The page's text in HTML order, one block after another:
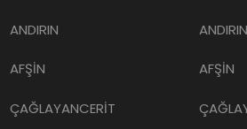
ANDIRIN
AFŞİN
ÇAĞLAYANCERİT
ANDIRIN
AFŞİN